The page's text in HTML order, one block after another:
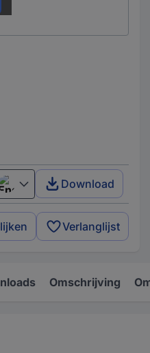
Download
Verlanglijst
Omschrijving